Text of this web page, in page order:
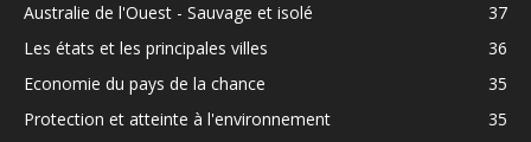
Australie de l'Ouest - Sauvage et isolé
37
Les états et les principales villes
36
Economie du pays de la chance
35
Protection et atteinte à l'environnement
35